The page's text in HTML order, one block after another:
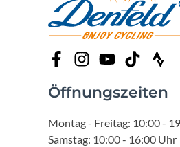
Öffnungszeiten
Montag - Freitag: 10:00 -
Samstag: 10:00 - 16:00 Uhr